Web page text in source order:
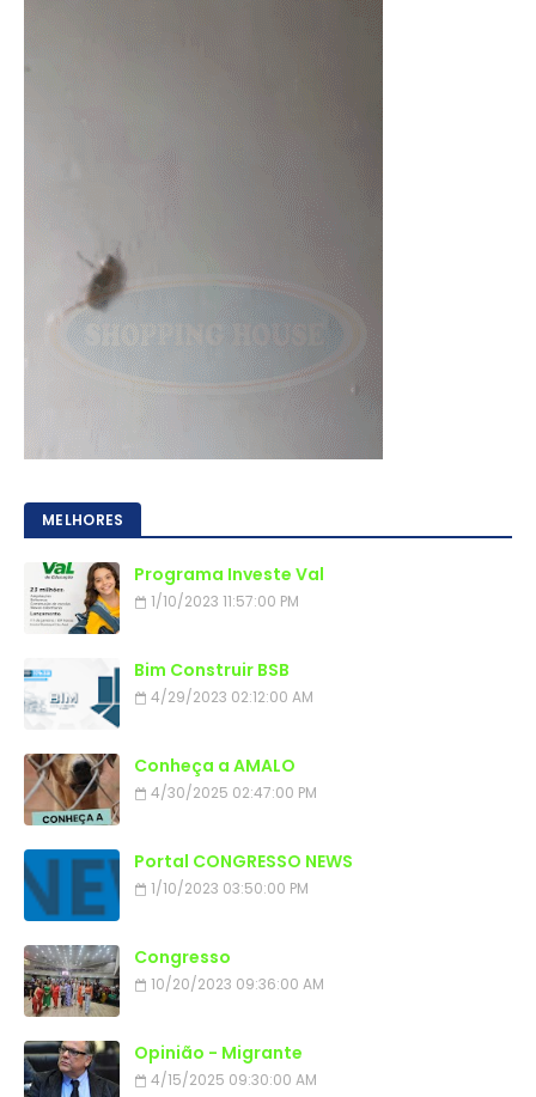
MELHORES
Programa Investe Val
1/10/2023 11:57:00 PM
Bim Construir BSB
4/29/2023 02:12:00 AM
Conheça a AMALO
4/30/2025 02:47:00 PM
Portal CONGRESSO NEWS
1/10/2023 03:50:00 PM
Congresso
10/20/2023 09:36:00 AM
Opinião - Migrante
4/15/2025 09:30:00 AM